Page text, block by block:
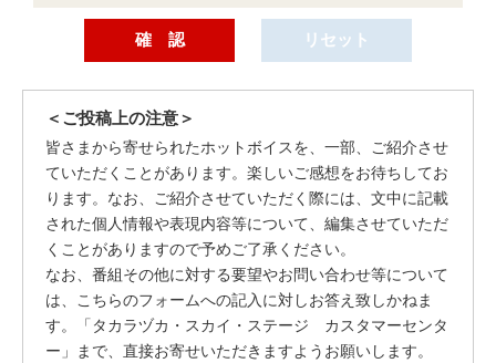
＜ご投稿上の注意＞
皆さまから寄せられたホットボイスを、一部、ご紹介させ
ていただくことがあります。楽しいご感想をお待ちしてお
ります。なお、ご紹介させていただく際には、文中に記載
された個人情報や表現内容等について、編集させていただ
くことがありますので予めご了承ください。
なお、番組その他に対する要望やお問い合わせ等について
は、こちらのフォームへの記入に対しお答え致しかねま
す。「タカラヅカ・スカイ・ステージ カスタマーセンタ
ー」まで、直接お寄せいただきますようお願いします。